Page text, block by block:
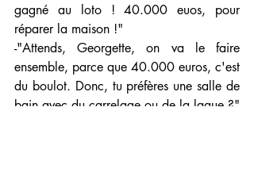
gagné au loto ! 40.000 euos, pour
réparer la maison !"
-"Attends, Georgette, on va le faire
ensemble, parce que 40.000 euros, c'est
du boulot. Donc, tu préfères une salle de
bain avec du carrelage ou de la laque ?"